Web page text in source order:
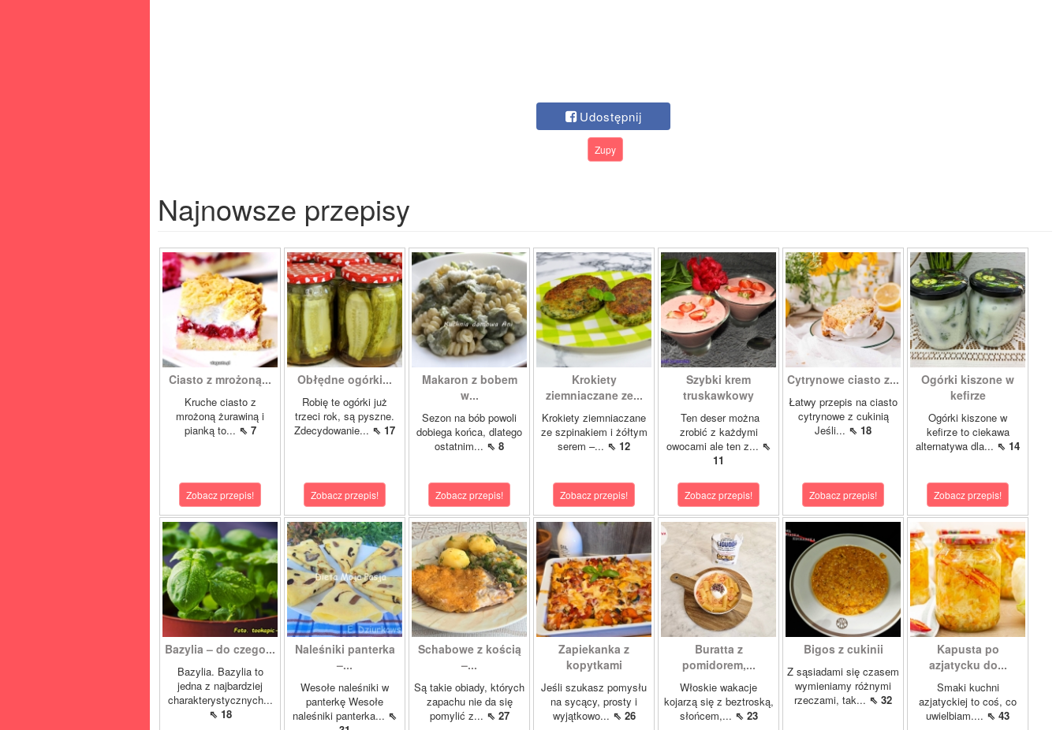
Udostępnij
Zupy
Najnowsze przepisy
Ciasto z mrożoną...
Kruche ciasto z
mrożoną żurawiną i
pianką to... ⇖ 7
Zobacz przepis!
Obłędne ogórki...
Robię te ogórki już
trzeci rok, są pyszne.
Zdecydowanie... ⇖ 17
Zobacz przepis!
Makaron z bobem
w...
Sezon na bób powoli
dobiega końca, dlatego
ostatnim... ⇖ 8
Zobacz przepis!
Krokiety
ziemniaczane ze...
Krokiety ziemniaczane
ze szpinakiem i żółtym
serem –... ⇖ 12
Zobacz przepis!
Szybki krem
truskawkowy
Ten deser można
zrobić z każdymi
owocami ale ten z... ⇖
11
Zobacz przepis!
Cytrynowe ciasto z...
Łatwy przepis na ciasto
cytrynowe z cukinią
Jeśli... ⇖ 18
Zobacz przepis!
Ogórki kiszone w
kefirze
Ogórki kiszone w
kefirze to ciekawa
alternatywa dla... ⇖ 14
Zobacz przepis!
Bazylia – do czego...
Bazylia. Bazylia to
jedna z najbardziej
charakterystycznych...
⇖ 18
Naleśniki panterka
–...
Wesołe naleśniki w
panterkę Wesołe
naleśniki panterka... ⇖
Schabowe z kością
–...
Są takie obiady, których
zapachu nie da się
pomylić z... ⇖ 27
Zapiekanka z
kopytkami
Jeśli szukasz pomysłu
na sycący, prosty i
wyjątkowo... ⇖ 26
Buratta z
pomidorem,...
Włoskie wakacje
kojarzą się z beztroską,
słońcem,... ⇖ 23
Bigos z cukinii
Z sąsiadami się czasem
wymieniamy różnymi
rzeczami, tak... ⇖ 32
Kapusta po
azjatycku do...
Smaki kuchni
azjatyckiej to coś, co
uwielbiam.... ⇖ 43